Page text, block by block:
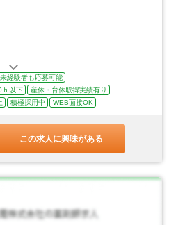
未経験者も応募可能
ｈ以下
産休・育休取得実績有り
積極採用中 WEB面接OK
この求人に興味がある